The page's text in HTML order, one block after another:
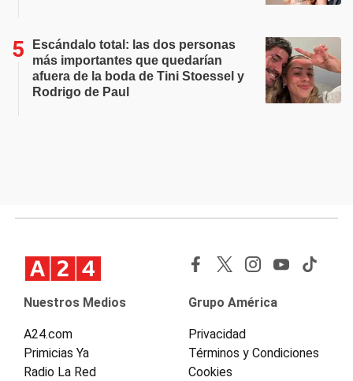
Escándalo total: las dos personas
más importantes que quedarían
afuera de la boda de Tini Stoessel y
Rodrigo de Paul
Nuestros Medios
A24.com
Primicias Ya
Radio La Red
Grupo América
Privacidad
Términos y Condiciones
Cookies